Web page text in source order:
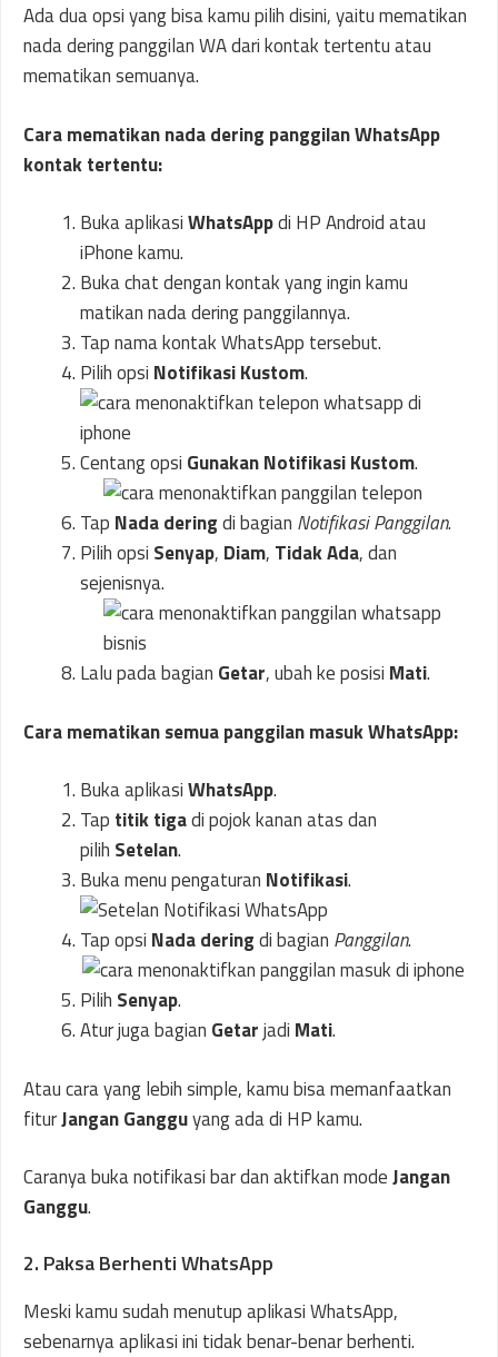
Ada dua opsi yang bisa kamu pilih disini, yaitu mematikan
nada dering panggilan WA dari kontak tertentu atau
mematikan semuanya.
Cara mematikan nada dering panggilan WhatsApp
kontak tertentu:
Buka aplikasiWhatsAppdi HP Android atau
iPhone kamu.
Buka chat dengan kontak yang ingin kamu
matikan nada dering panggilannya.
Tap nama kontak WhatsApp tersebut.
Pilih opsi Notifikasi Kustom.
Centang opsi Gunakan Notifikasi Kustom.
Tap Nada deringdi bagian Notifikasi Panggilan.
Pilih opsi Senyap, Diam, Tidak Ada, dan
sejenisnya.
Lalu pada bagian Getar, ubah ke posisi Mati.
Cara mematikan semua panggilan masuk WhatsApp:
Buka aplikasiWhatsApp.
Tap titik tigadi pojok kanan atas dan
pilih Setelan.
Buka menu pengaturan Notifikasi.
Tap opsi Nada deringdi bagian Panggilan.
Pilih Senyap.
Atur juga bagian Getarjadi Mati.
Atau cara yang lebih simple, kamu bisa memanfaatkan
fiturJangan Gangguyang ada di HP kamu.
Caranya buka notifikasi bar dan aktifkan modeJangan
Ganggu.
2. Paksa Berhenti WhatsApp
Meski kamu sudah menutup aplikasi WhatsApp,
sebenarnya aplikasi ini tidak benar-benar berhenti.